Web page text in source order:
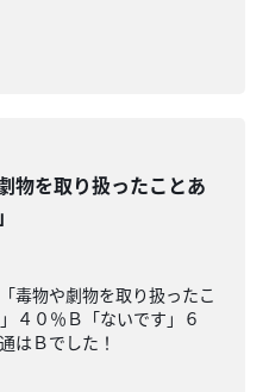
物を取り扱ったことあ
毒物や劇物を取り扱ったこ
４０％Ｂ「ないです」６
はＢでした！